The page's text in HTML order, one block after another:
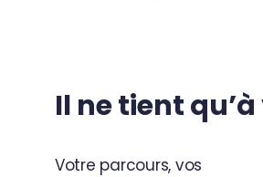
Il ne tient
Votre parcours, vos